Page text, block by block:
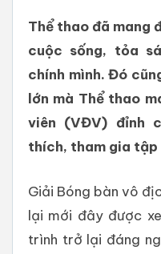
Thể thao đã mang
cuộc sống, tỏa
chính mình. Đó
lớn mà Thể thao
viên (VĐV) đỉnh
thích, tham gia tập
Giải Bóng bàn vô
lại mới đây được
trình trở lại đáng